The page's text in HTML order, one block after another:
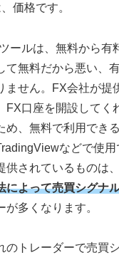
価格です。
ールは、無料から有
て無料だから悪い、
せん。
FX会社が提
FX口座を開設してく
め、無料で利用でき
などで使
されているものは、
によって売買シグナ
多くなります。
のトレーダーで売買